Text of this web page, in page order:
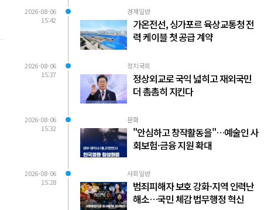
2026-08-06
15:42
경제일반
가온전선, 싱가포르 육상교통청 전
력 케이블 첫 공급 계약
2026-08-06
15:37
정치국회
정상외교로 국익 넓히고 재외국민
더 촘촘히 지킨다
2026-08-06
15:32
문화
"안심하고 창작활동을"…예술인 사
회보험·금융 지원 확대
2026-08-06
15:28
사회일반
범죄피해자 보호 강화·지역 인력난
해소…국민 체감 법무행정 혁신